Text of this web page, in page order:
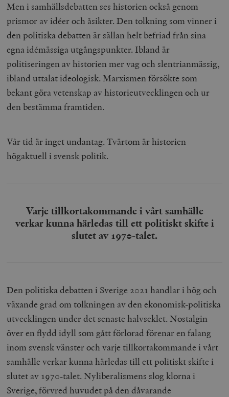
Men i samhällsdebatten ses historien också genom
prismor av idéer och åsikter. Den tolkning som vinner i
den politiska debatten är sällan helt befriad från sina
egna idémässiga utgångspunkter. Ibland är
politiseringen av historien mer vag och slentrianmässig,
ibland uttalat ideologisk. Marxismen försökte som
bekant göra vetenskap av historieutvecklingen och ur
den bestämma framtiden.
Vår tid är inget undantag. Tvärtom är historien
högaktuell i svensk politik.
Varje tillkortakommande i vårt samhälle
verkar kunna härledas till ett politiskt skifte i
slutet av 1970-talet.
Den politiska debatten i Sverige 2021 handlar i hög och
växande grad om tolkningen av den ekonomisk-politiska
utvecklingen under det senaste halvseklet. Nostalgin
över en flydd idyll som gått förlorad förenar en falang
inom svensk vänster och varje tillkortakommande i vårt
samhälle verkar kunna härledas till ett politiskt skifte i
slutet av 1970-talet. Nyliberalismens slog klorna i
Sverige, förvred huvudet på den dåvarande